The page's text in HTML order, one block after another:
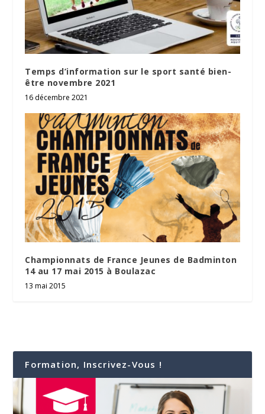
Temps d’information sur le sport santé bien-
être novembre 2021
16 décembre 2021
Championnats de France Jeunes de Badminton
14 au 17 mai 2015 à Boulazac
13 mai 2015
Formation, Inscrivez-Vous !